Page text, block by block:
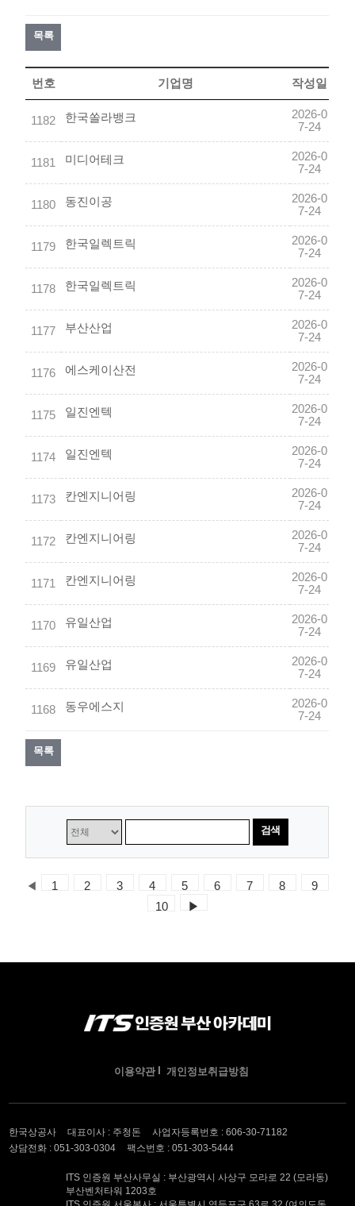
목록
번호 기업명 작성일
1182 한국쏠라뱅크
2026-0
7-24
1181 미디어테크
2026-0
7-24
1180 동진이공
2026-0
7-24
1179 한국일렉트릭
2026-0
7-24
1178 한국일렉트릭
2026-0
7-24
1177 부산산업
2026-0
7-24
1176 에스케이산전
2026-0
7-24
1175 일진엔텍
2026-0
7-24
1174 일진엔텍
2026-0
7-24
1173 칸엔지니어링
2026-0
7-24
1172 칸엔지니어링
2026-0
7-24
1171 칸엔지니어링
2026-0
7-24
1170 유일산업
2026-0
7-24
1169 유일산업
2026-0
7-24
1168 동우에스지
2026-0
7-24
목록
검색
◀ 1 2 3 4 5 6 7 8
9
10
▶
이용약관 개인정보취급방침
한국상공사 대표이사 : 주청돈
사업자등록번호 : 606-30-71182
상담전화 : 051-303-0304
팩스번호 : 051-303-5444
ITS 인증원 부산사무실 : 부산광역시 사상구 모라로 22 (모라동)
부산벤처타워 1203호